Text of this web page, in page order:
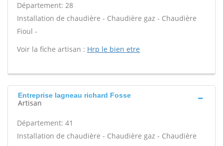
Département: 28
Installation de chaudière - Chaudière gaz - Chaudière
Fioul -
Voir la fiche artisan : Hrp le bien etre
Entreprise lagneau richard Fosse
Artisan
Département: 41
Installation de chaudière - Chaudière gaz - Chaudière